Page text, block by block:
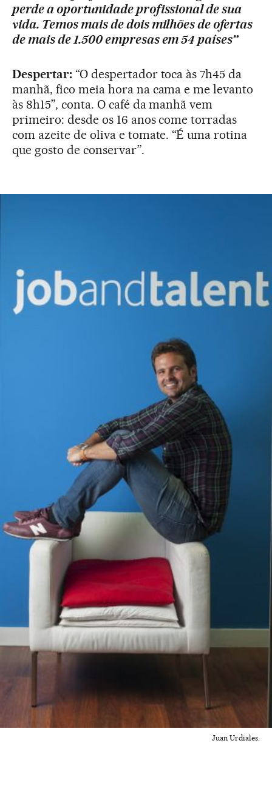
perde a oportunidade profissional de sua
vida. Temos mais de dois milhões de ofertas
de mais de 1.500 empresas em 54 países”
Despertar:“O despertador toca às 7h45 da
manhã, fico meia hora na cama e me levanto
às 8h15”, conta. O café da manhã vem
primeiro: desde os 16 anos come torradas
com azeite de oliva e tomate. “É uma rotina
que gosto de conservar”.
Juan Urdiales.